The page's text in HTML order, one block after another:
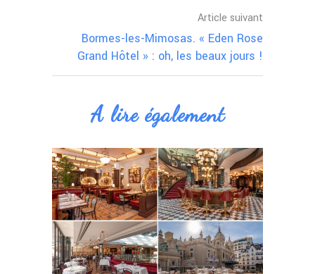
Article suivant
Bormes-les-Mimosas. « Eden Rose
Grand Hôtel » : oh, les beaux jours !
A lire également